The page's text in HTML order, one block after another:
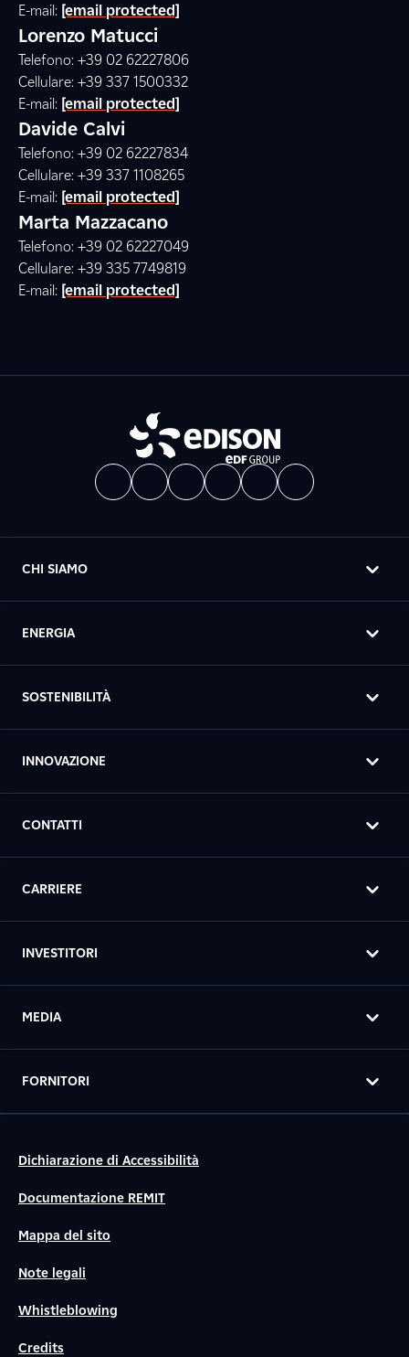
E-mail: [email protected]
Lorenzo Matucci
Telefono: +39 02 62227806
Cellulare: +39 337 1500332
E-mail: [email protected]
Davide Calvi
Telefono: +39 02 62227834
Cellulare: +39 337 1108265
E-mail: [email protected]
Marta Mazzacano
Telefono: +39 02 62227049
Cellulare: +39 335 7749819
E-mail: [email protected]
CHI SIAMO
ENERGIA
SOSTENIBILITÀ
INNOVAZIONE
CONTATTI
CARRIERE
INVESTITORI
MEDIA
FORNITORI
Dichiarazione di Accessibilità
Documentazione REMIT
Mappa del sito
Note legali
Whistleblowing
Credits